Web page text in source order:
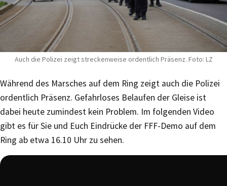
Auch die Polizei zeigt streckenweise ordentlich Präsenz. Foto: LZ
Während des Marsches auf dem Ring zeigt auch die Polizei
ordentlich Präsenz. Gefahrloses Belaufen der Gleise ist
dabei heute zumindest kein Problem. Im folgenden Video
gibt es für Sie und Euch Eindrücke der FFF-Demo auf dem
Ring ab etwa 16.10 Uhr zu sehen.